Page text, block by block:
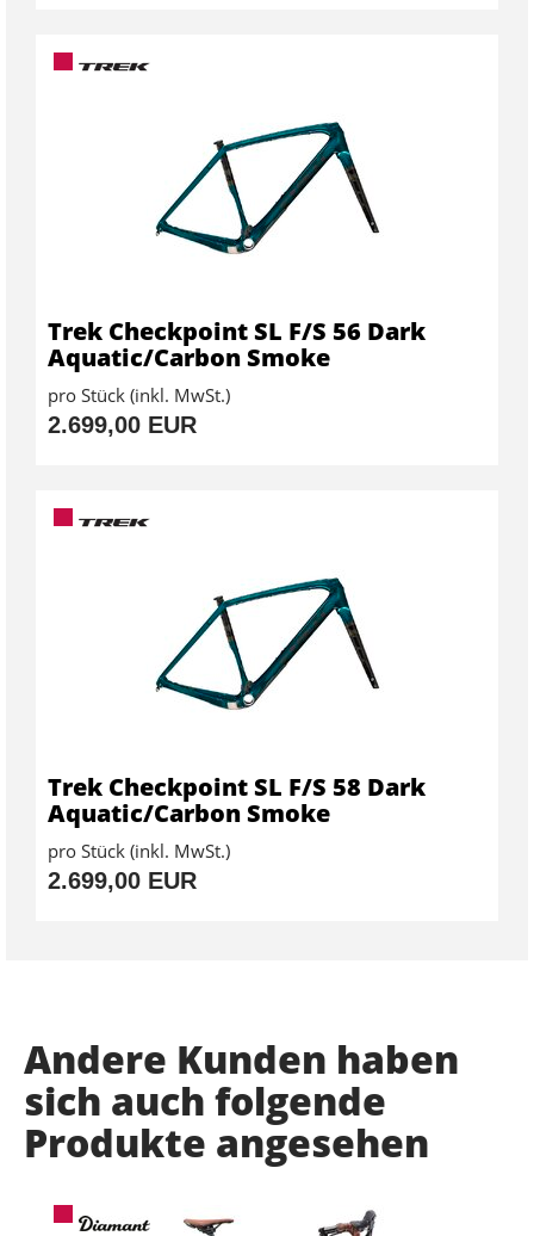
Trek Checkpoint SL F/S 56 Dark
Aquatic/Carbon Smoke
pro Stück (inkl. MwSt.)
2.699,00 EUR
Trek Checkpoint SL F/S 58 Dark
Aquatic/Carbon Smoke
pro Stück (inkl. MwSt.)
2.699,00 EUR
Andere Kunden haben
sich auch folgende
Produkte angesehen